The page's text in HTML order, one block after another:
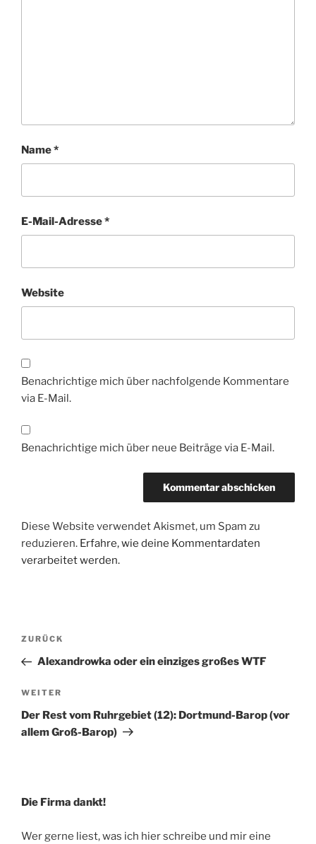
Name*
E-Mail-Adresse*
Website
Benachrichtige mich über nachfolgende Kommentare
via E-Mail.
Benachrichtige mich über neue Beiträge via E-Mail.
Diese Website verwendet Akismet, um Spam zu
reduzieren. Erfahre, wie deine Kommentardaten
verarbeitet werden.
Beitragsnavigation
Vorheriger
Beitrag
ZURÜCK
Alexandrowka oder ein einziges großes WTF
Nächster
Beitrag
WEITER
Der Rest vom Ruhrgebiet (12): Dortmund-Barop (vor
allem Groß-Barop)
Die Firma dankt!
Wer gerne liest, was ich hier schreibe und mir eine